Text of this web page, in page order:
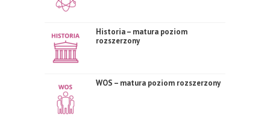
Historia – matura poziom
rozszerzony
WOS – matura poziom rozszerzony